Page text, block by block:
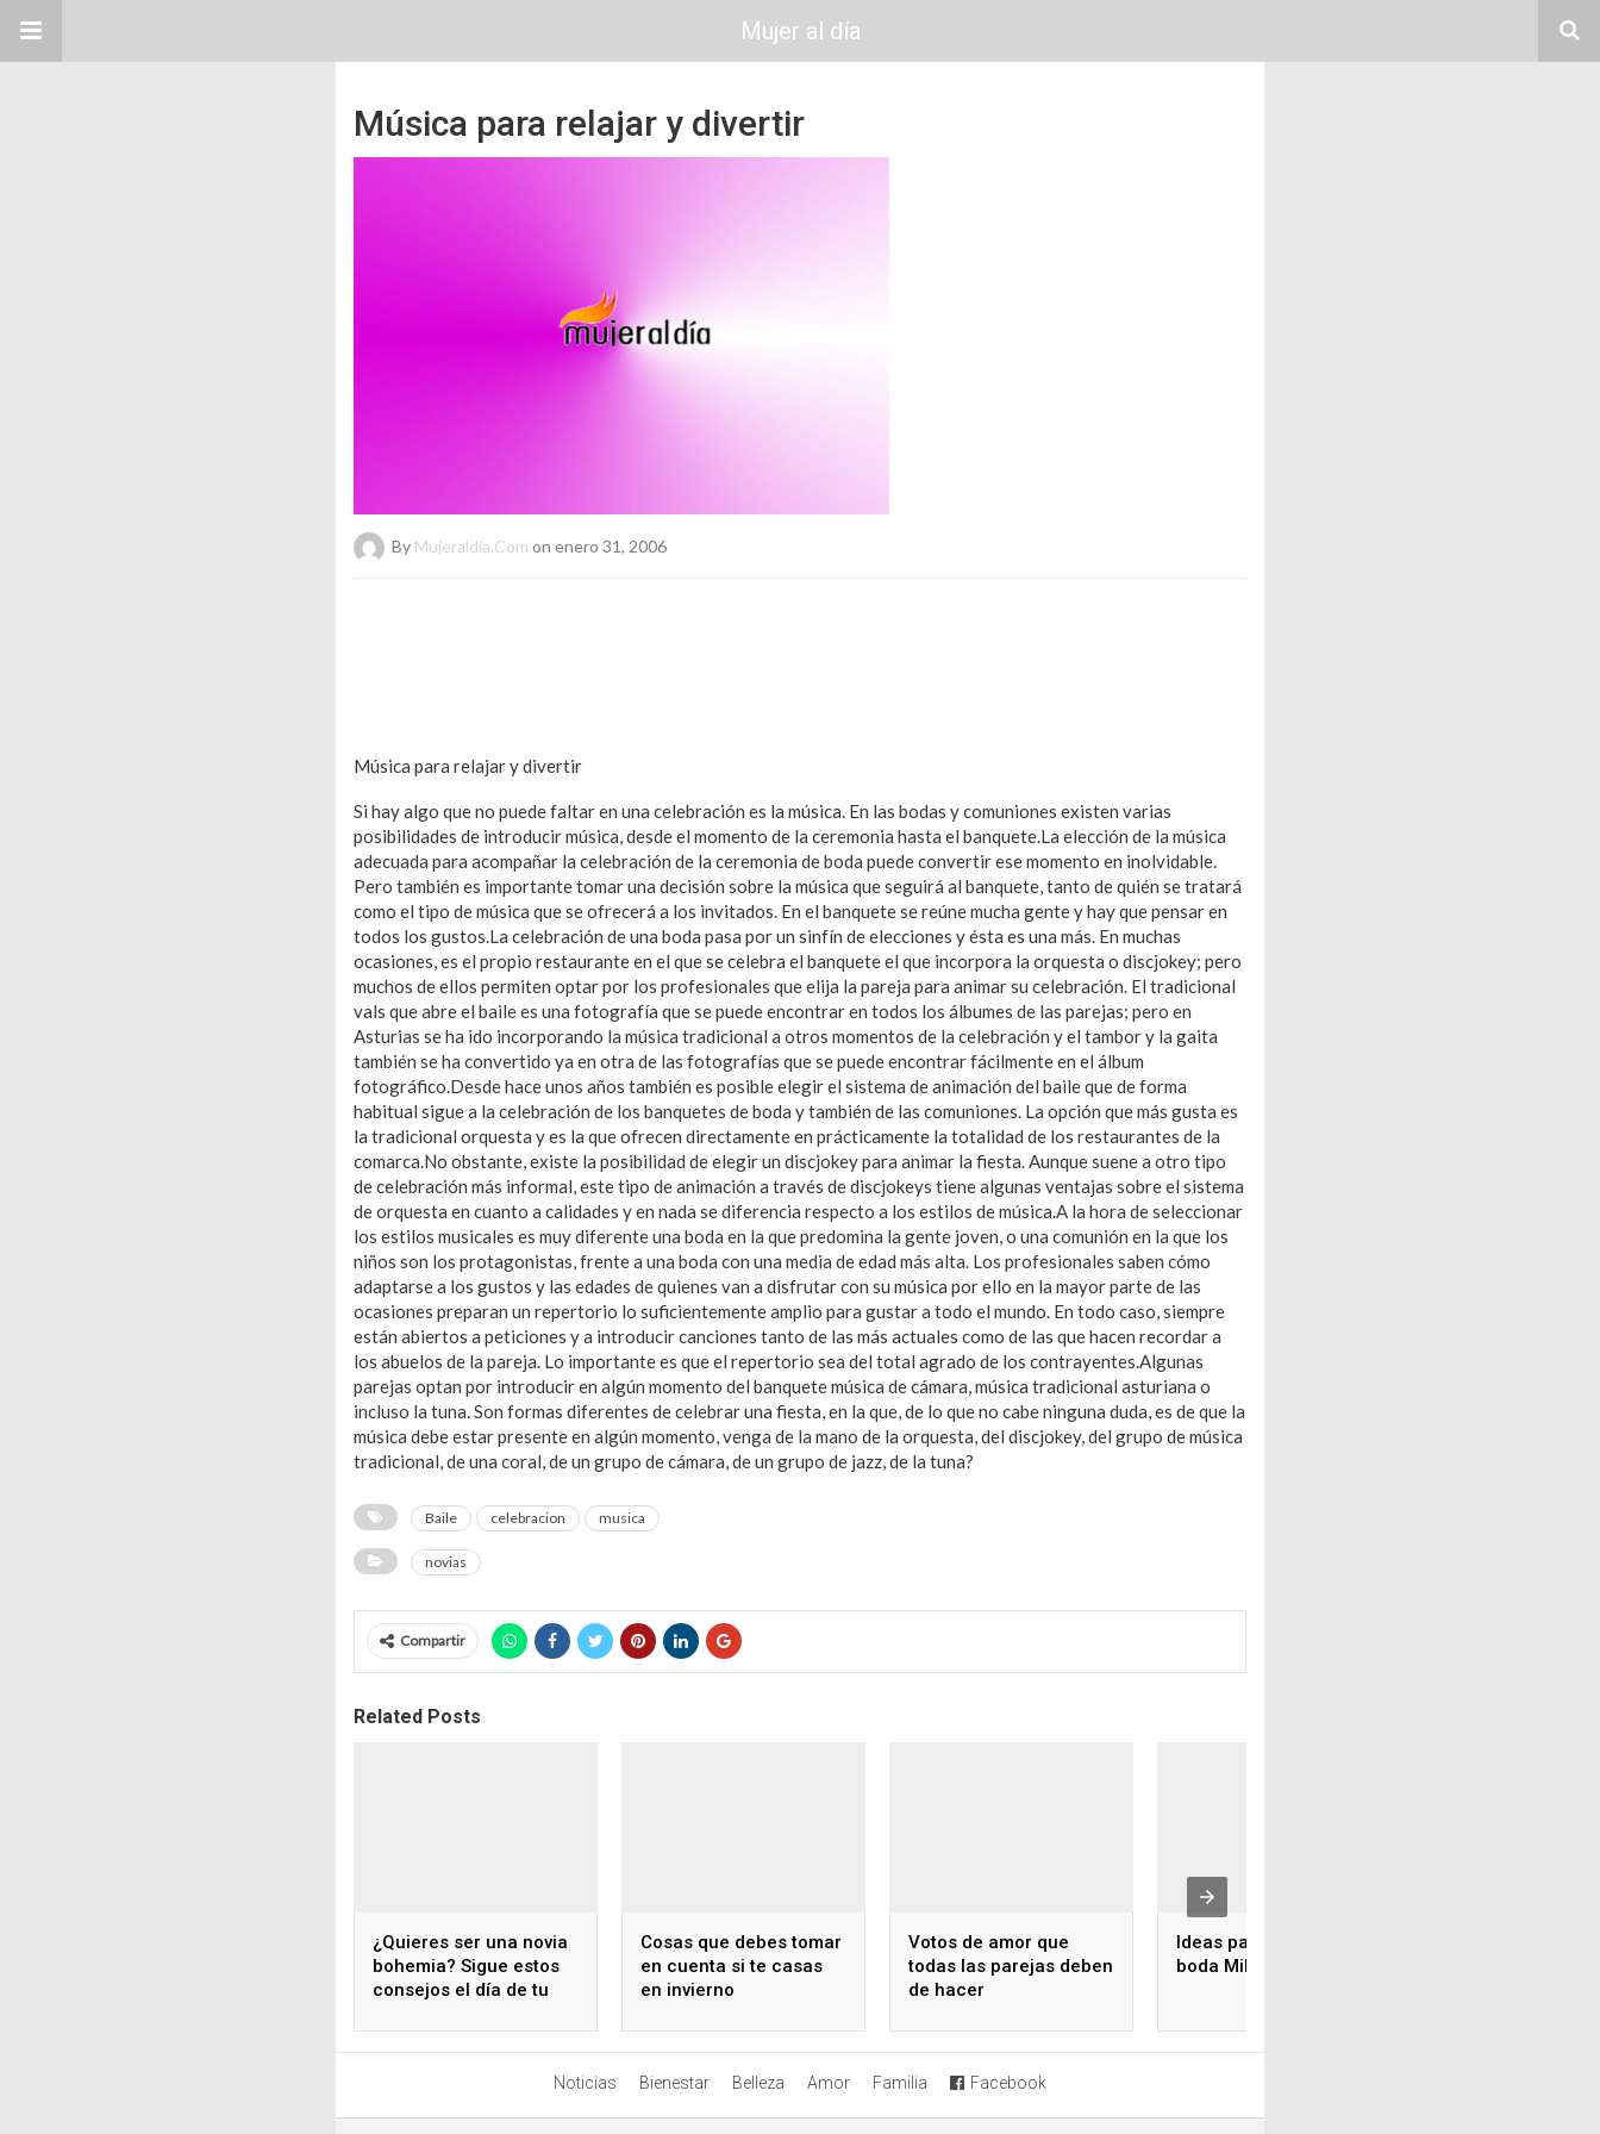
Mujer al día
Música para relajar y divertir
By Mujeraldia.com on enero 31, 2006
Música para relajar y divertir
Si hay algo que no puede faltar en una celebración es la música. En las bodas y comuniones existen varias
posibilidades de introducir música, desde el momento de la ceremonia hasta el banquete.La elección de la música
adecuada para acompañar la celebración de la ceremonia de boda puede convertir ese momento en inolvidable.
Pero también es importante tomar una decisión sobre la música que seguirá al banquete, tanto de quién se tratará
como el tipo de música que se ofrecerá a los invitados. En el banquete se reúne mucha gente y hay que pensar en
todos los gustos.La celebración de una boda pasa por un sinfín de elecciones y ésta es una más. En muchas
ocasiones, es el propio restaurante en el que se celebra el banquete el que incorpora la orquesta o discjokey; pero
muchos de ellos permiten optar por los profesionales que elija la pareja para animar su celebración. El tradicional
vals que abre el baile es una fotografía que se puede encontrar en todos los álbumes de las parejas; pero en
Asturias se ha ido incorporando la música tradicional a otros momentos de la celebración y el tambor y la gaita
también se ha convertido ya en otra de las fotografías que se puede encontrar fácilmente en el álbum
fotográfico.Desde hace unos años también es posible elegir el sistema de animación del baile que de forma
habitual sigue a la celebración de los banquetes de boda y también de las comuniones. La opción que más gusta es
la tradicional orquesta y es la que ofrecen directamente en prácticamente la totalidad de los restaurantes de la
comarca.No obstante, existe la posibilidad de elegir un discjokey para animar la fiesta. Aunque suene a otro tipo
de celebración más informal, este tipo de animación a través de discjokeys tiene algunas ventajas sobre el sistema
de orquesta en cuanto a calidades y en nada se diferencia respecto a los estilos de música.A la hora de seleccionar
los estilos musicales es muy diferente una boda en la que predomina la gente joven, o una comunión en la que los
niños son los protagonistas, frente a una boda con una media de edad más alta. Los profesionales saben cómo
adaptarse a los gustos y las edades de quienes van a disfrutar con su música por ello en la mayor parte de las
ocasiones preparan un repertorio lo suficientemente amplio para gustar a todo el mundo. En todo caso, siempre
están abiertos a peticiones y a introducir canciones tanto de las más actuales como de las que hacen recordar a
los abuelos de la pareja. Lo importante es que el repertorio sea del total agrado de los contrayentes.Algunas
parejas optan por introducir en algún momento del banquete música de cámara, música tradicional asturiana o
incluso la tuna. Son formas diferentes de celebrar una fiesta, en la que, de lo que no cabe ninguna duda, es de que la
música debe estar presente en algún momento, venga de la mano de la orquesta, del discjokey, del grupo de música
tradicional, de una coral, de un grupo de cámara, de un grupo de jazz, de la tuna?
Baile celebracion musica
novias
Compartir
Related Posts
¿Quieres ser una novia
bohemia? Sigue estos
consejos el día de tu
Cosas que debes tomar
en cuenta si te casas
en invierno
Votos de amor que
todas las parejas deben
de hacer
Ideas para tener una
boda Millennial
Noticias Bienestar Belleza Amor Familia Facebook